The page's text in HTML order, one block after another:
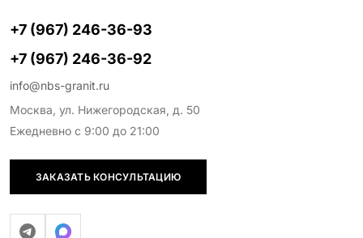
+7 (967) 246-36-93
+7 (967) 246-36-92
info@nbs-granit.ru
Москва, ул. Нижегородская, д. 50
Ежедневно с 9:00 до 21:00
ЗАКАЗАТЬ КОНСУЛЬТАЦИЮ